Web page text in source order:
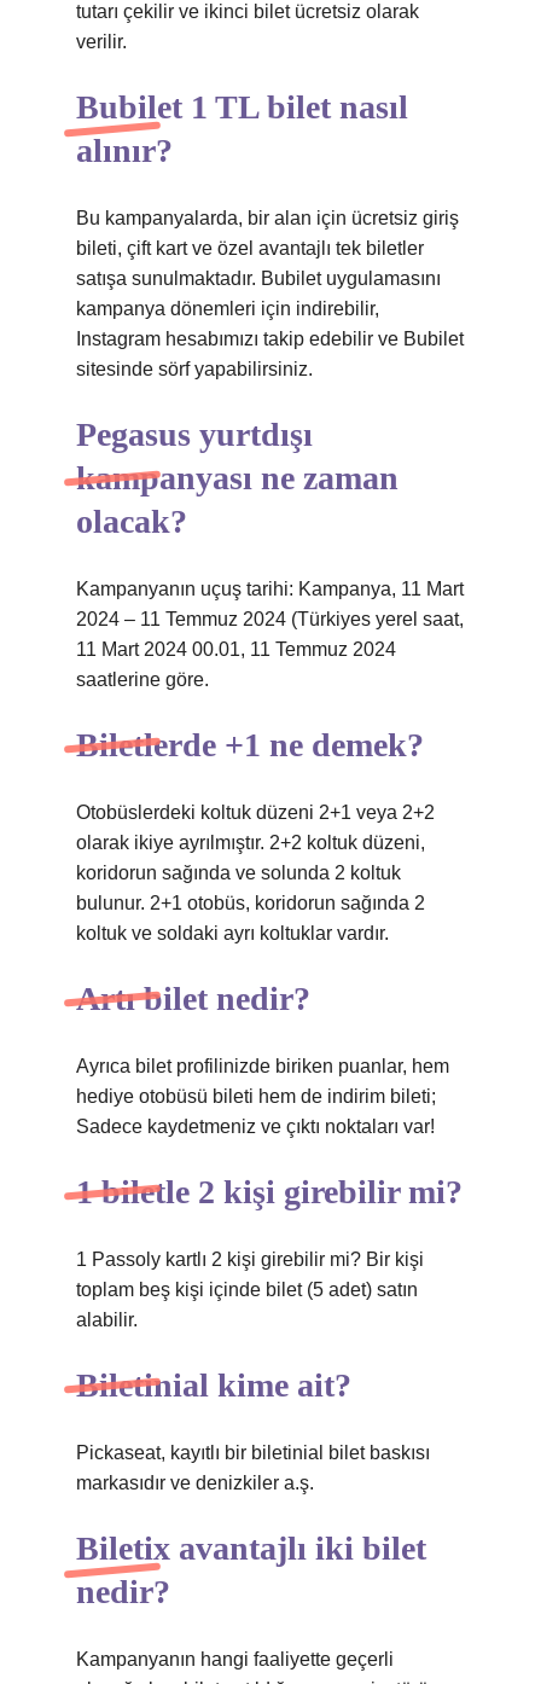
tutarı çekilir ve ikinci bilet ücretsiz olarak
verilir.
Bubilet 1 TL bilet nasıl
alınır?
Bu kampanyalarda, bir alan için ücretsiz giriş
bileti, çift kart ve özel avantajlı tek biletler
satışa sunulmaktadır. Bubilet uygulamasını
kampanya dönemleri için indirebilir,
Instagram hesabımızı takip edebilir ve Bubilet
sitesinde sörf yapabilirsiniz.
Pegasus yurtdışı
kampanyası ne zaman
olacak?
Kampanyanın uçuş tarihi: Kampanya, 11 Mart
2024 – 11 Temmuz 2024 (Türkiyes yerel saat,
11 Mart 2024 00.01, 11 Temmuz 2024
saatlerine göre.
Biletlerde +1 ne demek?
Otobüslerdeki koltuk düzeni 2+1 veya 2+2
olarak ikiye ayrılmıştır. 2+2 koltuk düzeni,
koridorun sağında ve solunda 2 koltuk
bulunur. 2+1 otobüs, koridorun sağında 2
koltuk ve soldaki ayrı koltuklar vardır.
Artı bilet nedir?
Ayrıca bilet profilinizde biriken puanlar, hem
hediye otobüsü bileti hem de indirim bileti;
Sadece kaydetmeniz ve çıktı noktaları var!
1 biletle 2 kişi girebilir mi?
1 Passoly kartlı 2 kişi girebilir mi? Bir kişi
toplam beş kişi içinde bilet (5 adet) satın
alabilir.
Biletinial kime ait?
Pickaseat, kayıtlı bir biletinial bilet baskısı
markasıdır ve denizkiler a.ş.
Biletix avantajlı iki bilet
nedir?
Kampanyanın hangi faaliyette geçerli